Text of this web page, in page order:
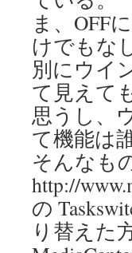
ま、OFF
けでもな
別にウイ
て見えて
思うし、
て機能は
そんなも
http://
の
り替えた